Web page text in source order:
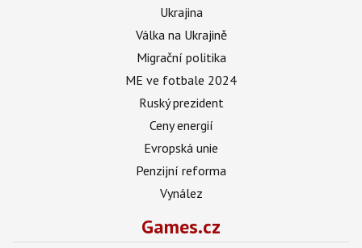
Ukrajina
Válka na Ukrajině
Migrační politika
ME ve fotbale 2024
Ruský prezident
Ceny energií
Evropská unie
Penzijní reforma
Vynález
Games.cz